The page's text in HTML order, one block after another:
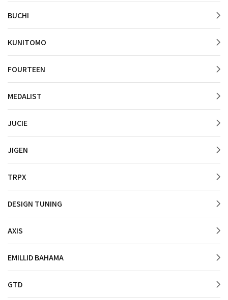
BUCHI
KUNITOMO
FOURTEEN
MEDALIST
JUCIE
JIGEN
TRPX
DESIGN TUNING
AXIS
EMILLID BAHAMA
GTD